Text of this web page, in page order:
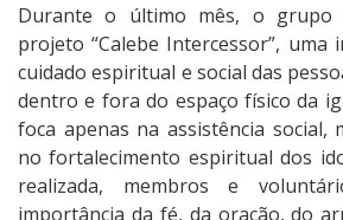
Durante o último mês, o grupo
projeto “Calebe Intercessor”, uma
cuidado espiritual e social das
dentro e fora do espaço físico da
foca apenas na assistência social,
no fortalecimento espiritual dos
realizada, membros e
importância da fé, da oração, do